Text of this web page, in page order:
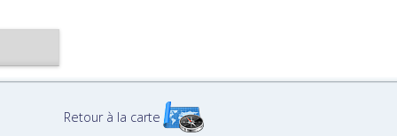
Retour à la carte